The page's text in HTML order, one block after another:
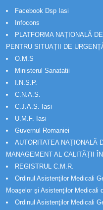
Facebook Dsp Iasi
Infocons
PLATFORMA NAȚIONALĂ
PENTRU SITUAȚII DE
O.M.S
Ministerul Sanatatii
I.N.S.P.
C.N.A.S.
C.J.A.S. Iasi
U.M.F. Iasi
Guvernul Romaniei
AUTORITATEA NAȚIONALĂ
MANAGEMENT AL CALITĂȚII
REGISTRUL C.M.R.
Ordinul Asistenţilor Medicali
Moaşelor şi Asistenţilor Medicali
Ordinul Asistenţilor Medicali